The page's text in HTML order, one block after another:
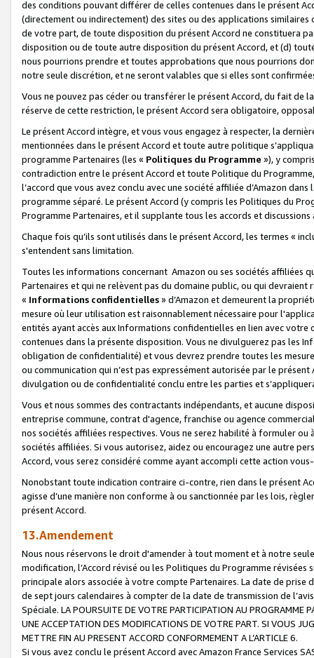
des conditions pouvant différer de celles contenues dans le présent
(directement ou indirectement) des sites ou des applications
de votre part, de toute disposition du présent Accord ne constituera
disposition ou de toute autre disposition du présent Accord, et (d)
nous pourrions prendre et toutes approbations que nous pourrions
notre seule discrétion, et ne seront valables que si elles sont
Vous ne pouvez pas céder ou transférer le présent Accord, du fait de
réserve de cette restriction, le présent Accord sera obligatoire,
Le présent Accord intègre, et vous vous engagez à respecter, la
mentionnées dans le présent Accord et toute autre politique
programme Partenaires (les « Politiques du Programme »), y
contradiction entre le présent Accord et toute Politique du
l’accord que vous avez conclu avec une société affiliée d’Amazon
programme séparé. Le présent Accord (y compris les Politiques du
Programme Partenaires, et il supplante tous les accords et discussions
Chaque fois qu’ils sont utilisés dans le présent Accord, les termes «
s'entendent sans limitation.
Toutes les informations concernant Amazon ou ses sociétés affiliées
Partenaires et qui ne relèvent pas du domaine public, ou qui
« Informations confidentielles» d’Amazon et demeurent la
mesure où leur utilisation est raisonnablement nécessaire pour
entités ayant accès aux Informations confidentielles en lien avec
contenues dans la présente disposition. Vous ne divulguerez pas les
obligation de confidentialité) et vous devrez prendre toutes les
ou communication qui n’est pas expressément autorisée par le
divulgation ou de confidentialité conclu entre les parties et
Vous et nous sommes des contractants indépendants, et aucune
entreprise commune, contrat d'agence, franchise ou agence
nos sociétés affiliées respectives. Vous ne serez habilité à formuler
sociétés affiliées. Si vous autorisez, aidez ou encouragez une autre
Accord, vous serez considéré comme ayant accompli cette action
Nonobstant toute indication contraire ci-contre, rien dans le présent
agisse d’une manière non conforme à ou sanctionnée par les lois,
présent Accord.
13.Amendement
Nous nous réservons le droit d'amender à tout moment et à notre
modification, l’Accord révisé ou les Politiques du Programme
principale alors associée à votre compte Partenaires. La date de
de sept jours calendaires à compter de la date de transmission de
Spéciale. LA POURSUITE DE VOTRE PARTICIPATION AU PROGRAMME
UNE ACCEPTATION DES MODIFICATIONS DE VOTRE PART. SI VOUS
METTRE FIN AU PRESENT ACCORD CONFORMEMENT A L’ARTICLE 6.
Si vous avez conclu le présent Accord avec Amazon France Services